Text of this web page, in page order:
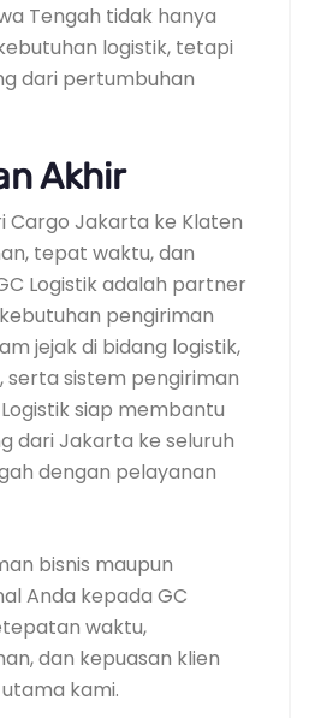
Tengah tidak hanya
logistik, tetapi
dari pertumbuhan
Akhir
Cargo Jakarta ke Klaten
tepat waktu, dan
Logistik adalah partner
pengiriman
jejak di bidang logistik,
serta sistem pengiriman
siap membantu
dari Jakarta ke seluruh
dengan pelayanan
bisnis maupun
Anda kepada GC
waktu,
dan kepuasan klien
kami.